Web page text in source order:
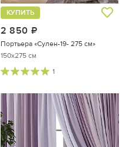
2 850
КУПИТЬ
Портьера «Сулен-19- 275 см»
150x275 см
1